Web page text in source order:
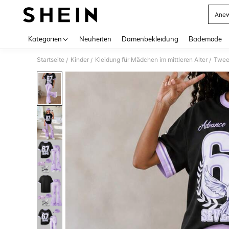
Kategorien Neuheiten Damenbekleidung Bademode
Startseite / Kinder / Kleidung für Mädchen im mittleren Alter /